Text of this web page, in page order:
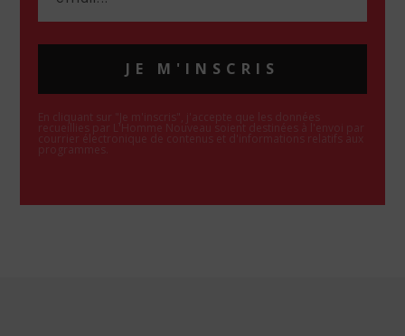
JE M'INSCRIS
En cliquant sur "Je m'inscris", j'accepte que les données
recueillies par L'Homme Nouveau soient destinées à l'envoi par
courrier électronique de contenus et d'informations relatifs aux
programmes.